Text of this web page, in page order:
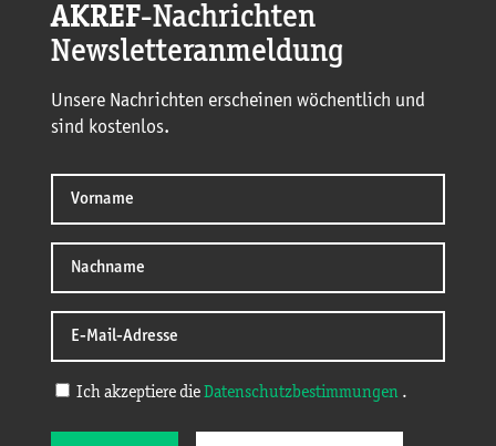
AKREF-Nachrichten
Newsletteranmeldung
Unsere Nachrichten erscheinen wöchentlich und
sind kostenlos.
Ich akzeptiere die Datenschutzbestimmungen .